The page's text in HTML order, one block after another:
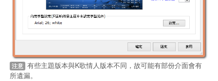
注意 有些主題版本與K歌情人版本不同，故可能有部份介面會有
所遺漏。